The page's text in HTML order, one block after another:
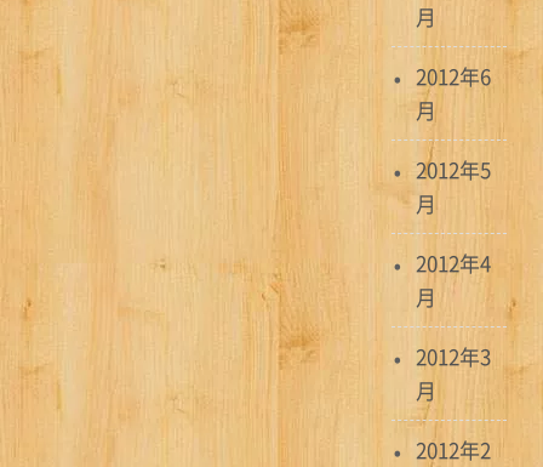
月
2012年6
月
2012年5
月
2012年4
月
2012年3
月
2012年2